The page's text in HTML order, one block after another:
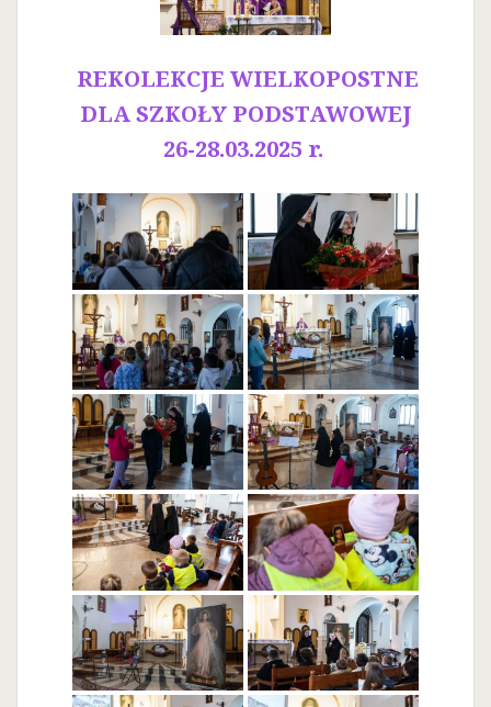
REKOLEKCJE WIELKOPOSTNE
DLA SZKOŁY PODSTAWOWEJ
26-28.03.2025 r.